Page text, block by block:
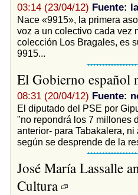
03:14 (23/04/12) Fuente:
Nace «9915», la primera
voz a un colectivo cada vez
colección Los Bragales, es
9915...
El Gobierno español
08:31 (20/04/12) Fuente:
El diputado del PSE por
"no repondrá los 7 millones
anterior- para Tabakalera,
según se desprende de la
José María Lassalle
Cultura